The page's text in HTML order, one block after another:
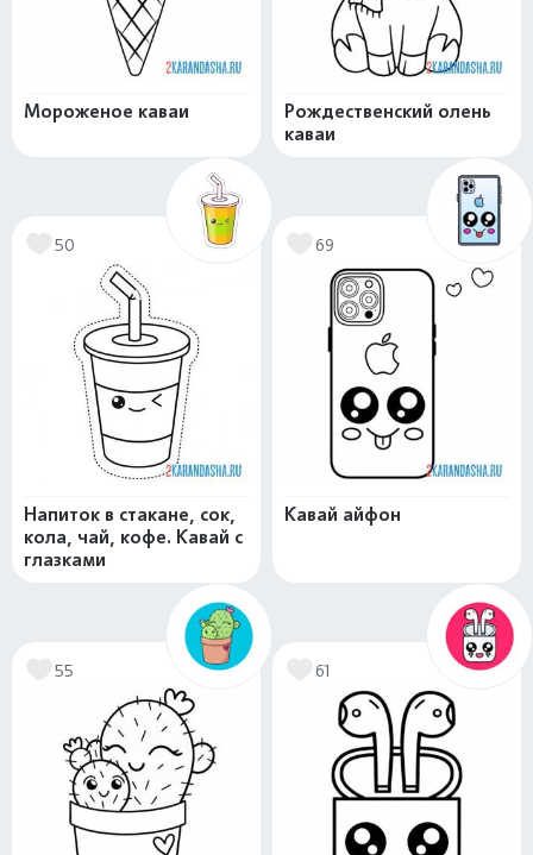
Мороженое каваи
Рождественский олень
каваи
50
Напиток в стакане, сок,
кола, чай, кофе. Кавай с
глазками
69
Кавай айфон
55 61